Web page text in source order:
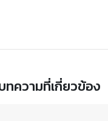
ทความที่เกี่ยวข้อง